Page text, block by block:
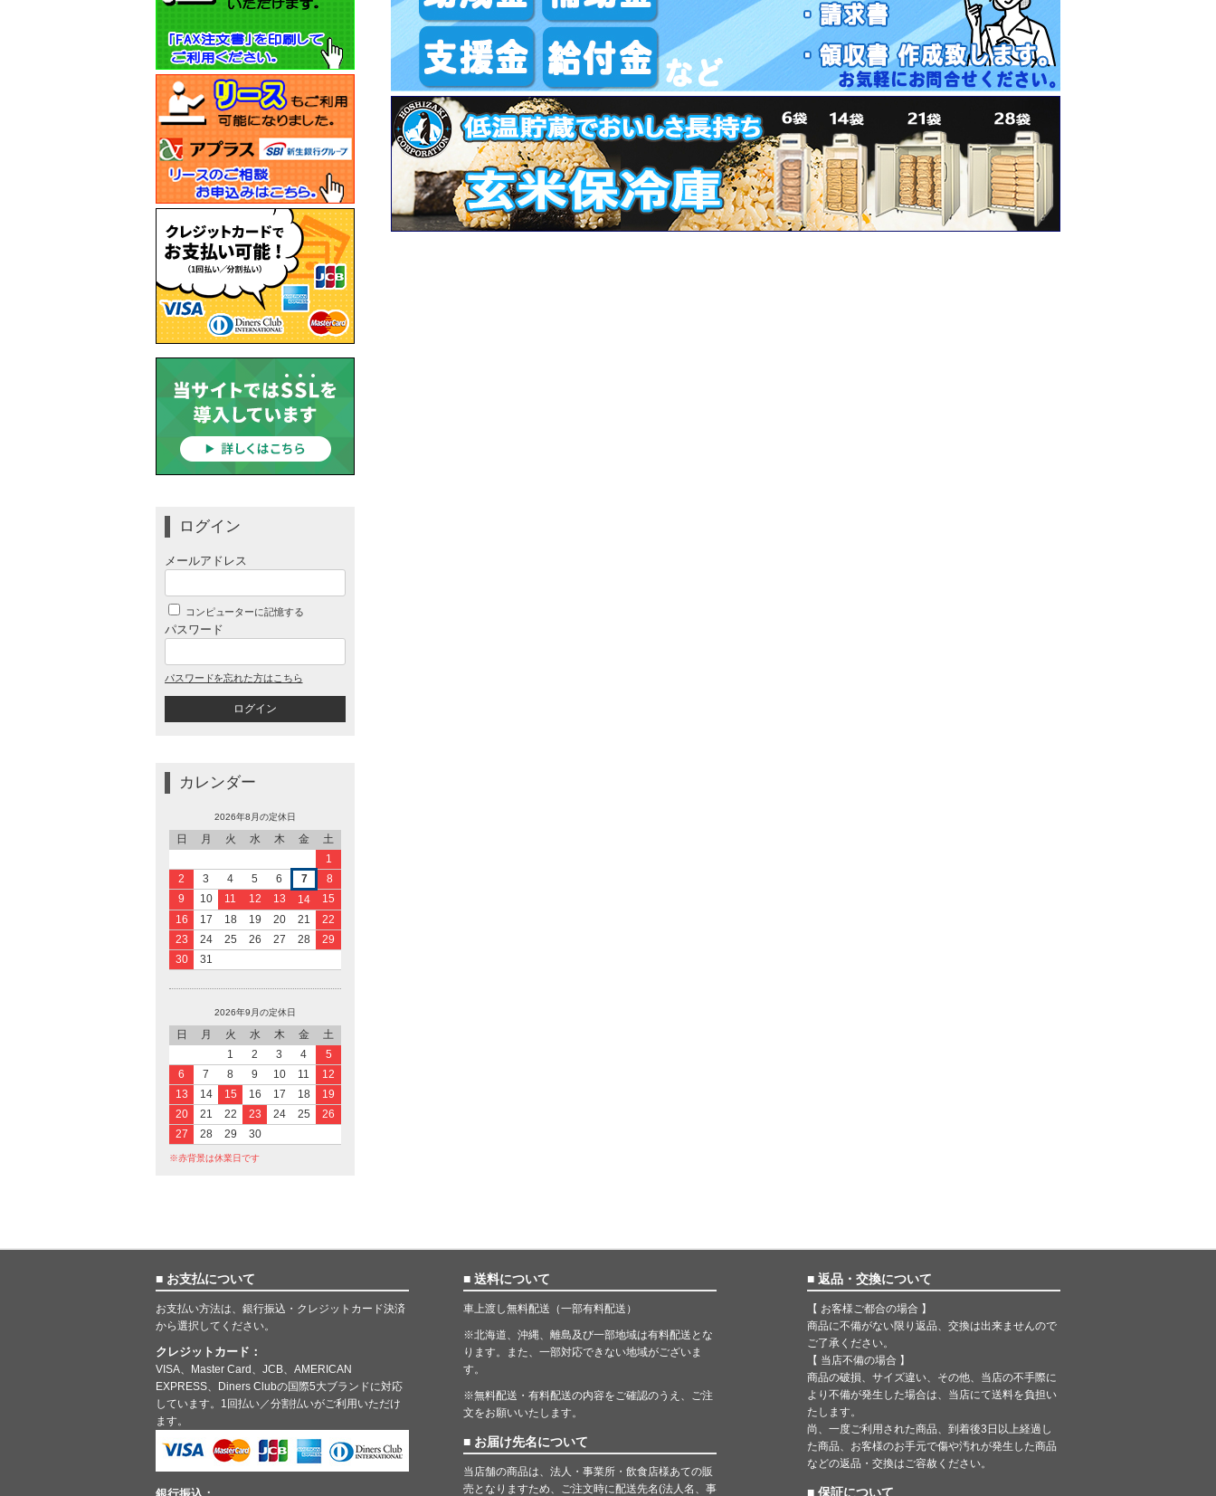
ログイン
メールアドレス
コンピューターに記憶する
パスワード
パスワードを忘れた方はこちら
カレンダー
2026年8月の定休日
日 月 火 水 木 金
土
1
2
3 4 5 6 7
8
9
10 11 12 13 14
15
16
17 18 19 20 21
22
23
24 25 26 27 28
29
30
31
2026年9月の定休日
日 月 火 水 木 金
土
1
2 3 4
5
6
7 8 9 10 11
12
13
14 15 16 17 18
19
20
21 22 23 24 25
26
27
28 29 30
※赤背景は休業日です
■ お支払について
お支払い方法は、銀行振込・クレジットカード決済
から選択してください。
クレジットカード：
VISA、Master Card、JCB、AMERICAN
EXPRESS、Diners Clubの国際5大ブランドに対応
しています。1回払い／分割払いがご利用いただけ
ます。
■ 送料について
車上渡し無料配送（一部有料配送）
※北海道、沖縄、離島及び一部地域は有料配送とな
ります。また、一部対応できない地域がございま
す。
※無料配送・有料配送の内容をご確認のうえ、ご注
文をお願いいたします。
■ お届け先名について
当店舗の商品は、法人・事業所・飲食店様あての販
売となりますため、ご注文時に配送先名(法人名、事
■ 返品・交換について
【 お客様ご都合の場合 】
商品に不備がない限り返品、交換は出来ませんので
ご了承ください。
【 当店不備の場合 】
商品の破損、サイズ違い、その他、当店の不手際に
より不備が発生した場合は、当店にて送料を負担い
たします。
尚、一度ご利用された商品、到着後3日以上経過し
た商品、お客様のお手元で傷や汚れが発生した商品
などの返品・交換はご容赦ください。
■ 保証について